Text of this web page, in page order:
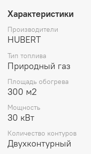
Поддержка
Встроенный
управления
смартфона.
Система
непрерывной
режимах
лето.
Гарантия 5 лет.
Характеристики
Производители
HUBERT
Тип топлива
Природный газ
Площадь обогрева
300 м2
Мощность
30 кВт
Количество контуров
Двухконтурный